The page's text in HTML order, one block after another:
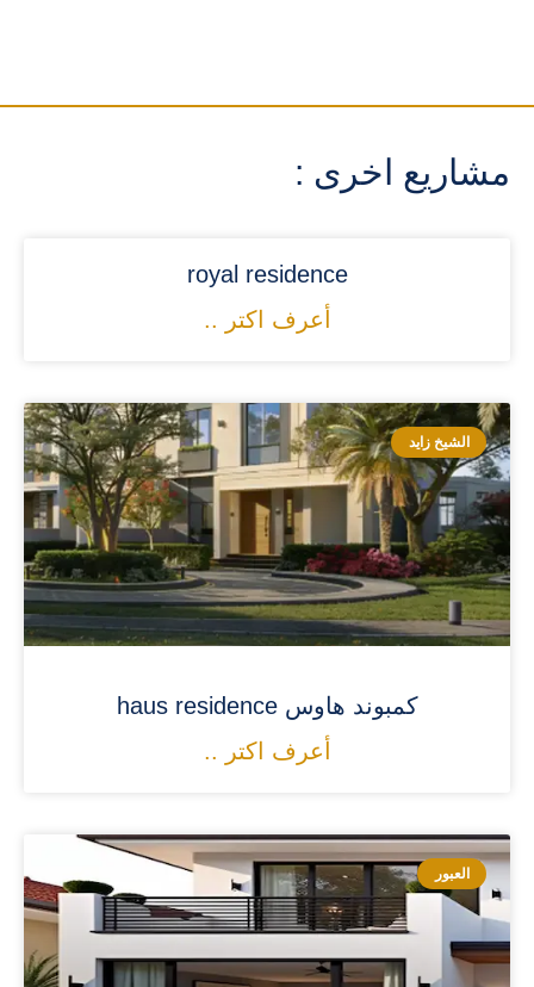
مشاريع اخرى :
royal residence
أعرف اكتر ..
الشيخ زايد
كمبوند هاوس haus residence
أعرف اكتر ..
العبور